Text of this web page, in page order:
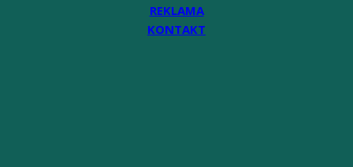
REKLAMA
KONTAKT